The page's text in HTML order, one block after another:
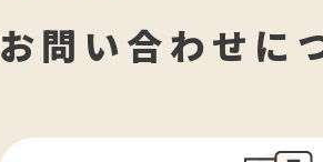
お問い合わせに